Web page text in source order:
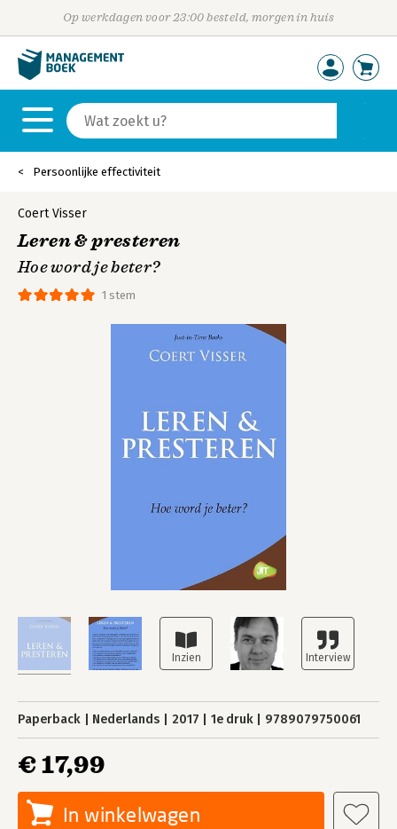
Op werkdagen voor 23:00 besteld, morgen in huis
Persoonlijke effectiviteit
1 stem
Coert Visser
Leren & presteren
Hoe word je beter?
Paperback Nederlands 2017 1e druk 9789079750061
€ 17,99
In winkelwagen